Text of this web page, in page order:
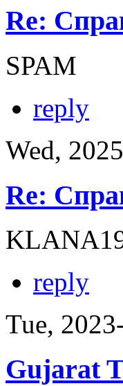
Re:
SPAM
reply
Wed,
Re:
reply
Tue,
Gujarat